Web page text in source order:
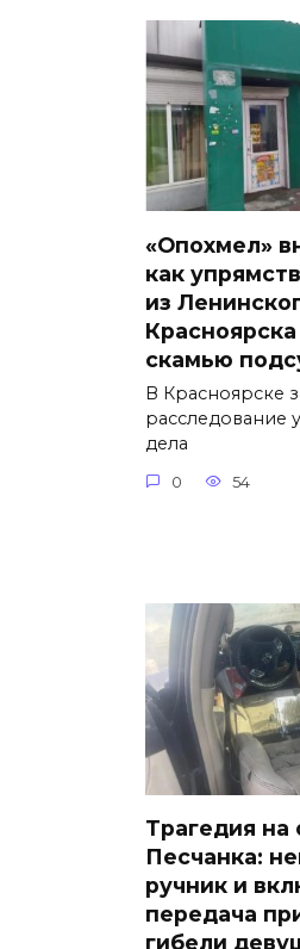
«Опохмел»
как
из
скамью
В Красноярске
расследование
дела
0 54
Трагедия на
Песчанка:
ручник и
передача
гибели